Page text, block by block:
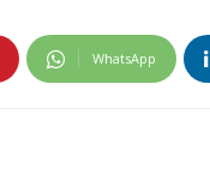
WhatsApp